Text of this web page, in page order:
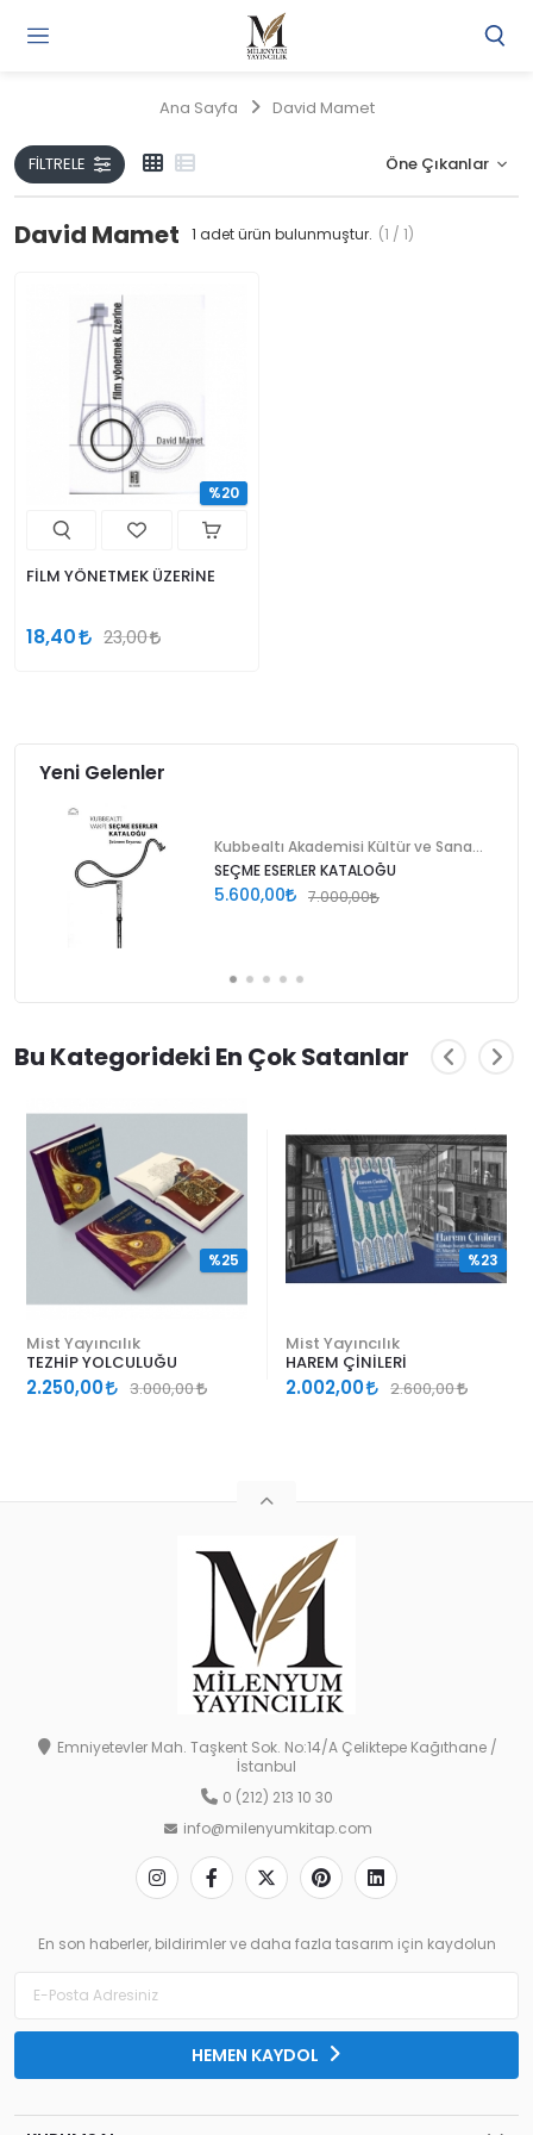
Ana Sayfa David Mamet
FILTRELE
David Mamet 1 adet ürün bulunmuştur. (1 / 1)
FİLM YÖNETMEK ÜZERİNE
18,40 23,00
%20
Yeni Gelenler
SEÇME ESERLER KATALOĞU
5.600,00 7.000,00
Bu Kategorideki En Çok Satanlar
Mist Yayıncılık
TEZHİP YOLCULUĞU
2.250,00 3.000,00
%25
Mist Yayıncılık
HAREM ÇİNİLERİ
2.002,00 2.600,00
%23
Emniyetevler Mah. Taşkent Sok. No:14/A Çeliktepe Kağıthane /
İstanbul
0 (212) 213 10 30
info@milenyumkitap.com
En son haberler, bildirimler ve daha fazla tasarım için kaydolun
HEMEN KAYDOL